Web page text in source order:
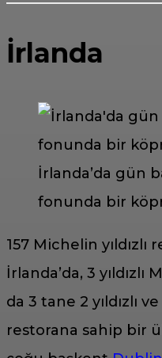
İrlanda
İrlanda’da gün
fonunda bir
157 Michelin
İrlanda’da, 3
da 3 tane 2 yıldızlı ve
restorana sahip bir